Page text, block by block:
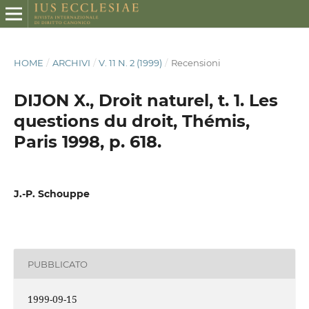
HOME / ARCHIVI / V. 11 N. 2 (1999) / Recensioni
DIJON X., Droit naturel, t. 1. Les
questions du droit, Thémis,
Paris 1998, p. 618.
J.-P. Schouppe
PUBBLICATO
1999-09-15